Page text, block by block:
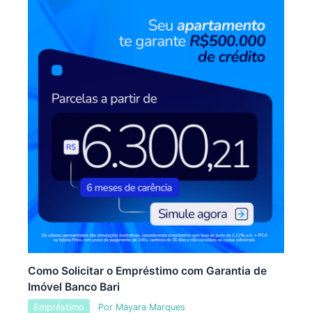
Como Solicitar o Empréstimo com Garantia de
Imóvel Banco Bari
Empréstimo Por Mayara Marques